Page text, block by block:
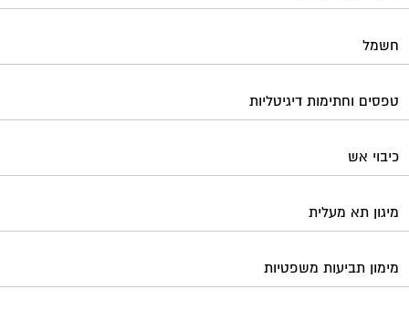
חשמל
טפסים וחתימות דיגיטליות
כיבוי אש
מיגון תא מעלית
מימון תביעות משפטיות